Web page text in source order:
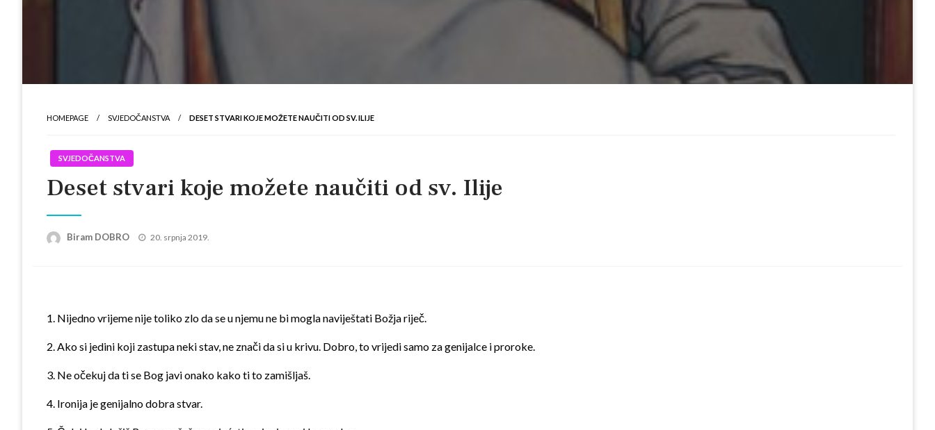
HOMEPAGE SVJEDOČANSTVA DESET STVARI KOJE MOŽETE NAUČITI OD SV. ILIJE
SVJEDOČANSTVA
Deset stvari koje možete naučiti od sv. Ilije
Biram DOBRO
Posted
20. srpnja 2019.
1. Nijedno vrijeme nije toliko zlo da se u njemu ne bi mogla naviještati Božja riječ.
2. Ako si jedini koji zastupa neki stav, ne znači da si u krivu. Dobro, to vrijedi samo za genijalce i proroke.
3. Ne očekuj da ti se Bog javi onako kako ti to zamišljaš.
4. Ironija je genijalno dobra stvar.